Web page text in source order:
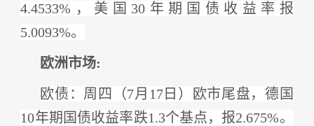
4.4533%，美国30年期国债收益率报
5.0093%。
欧洲市场:
欧债： 周四（7月17日）欧市尾盘，德国
10年期国债收益率跌1.3个基点，报2.675%。